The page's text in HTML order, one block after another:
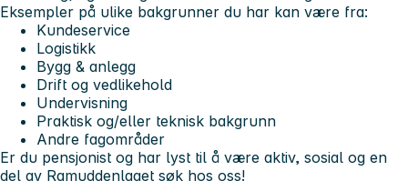
Eksempler på ulike bakgrunner du har kan være fra:
Kundeservice
Logistikk
Bygg & anlegg
Drift og vedlikehold
Undervisning
Praktisk og/eller teknisk bakgrunn
Andre fagområder
Er du pensjonist og har lyst til å være aktiv, sosial og en
del av Ramuddenlaget søk hos oss!